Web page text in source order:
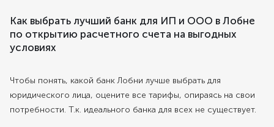
Как выбрать лучший банк для ИП и ООО в Лобне
по открытию расчетного счета на выгодных
условиях
Чтобы понять, какой банк Лобни лучше выбрать для
юридического лица, оцените все тарифы, опираясь на свои
потребности. Т.к. идеального банка для всех не существует.